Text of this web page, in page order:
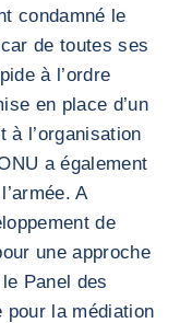
condamné le
de toutes ses
à l’ordre
en place d’un
à l’organisation
a également
A
de
une approche
Panel des
pour la médiation